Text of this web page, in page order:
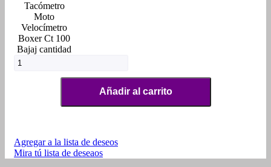
Tacómetro
Moto
Velocímetro
Boxer Ct 100
Bajaj cantidad
Añadir al carrito
Agregar a la lista de deseos
Mira tú lista de deseaos